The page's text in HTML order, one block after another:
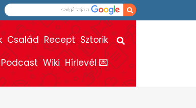
Család Recept Sztorik
Podcast Wiki Hírlevél 💌